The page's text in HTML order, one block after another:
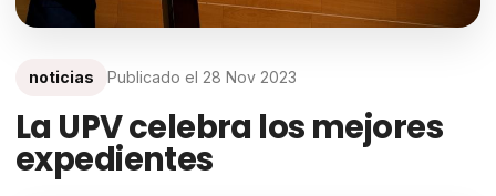
noticias Publicado el 28 Nov 2023
La UPV celebra los mejores
expedientes